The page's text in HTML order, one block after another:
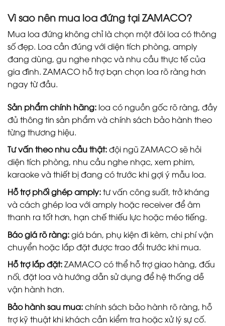
Vì sao nên mua loa đứng tại ZAMACO?
Mua loa đứng không chỉ là chọn một đôi loa có thông
số đẹp. Loa cần đúng với diện tích phòng, amply
đang dùng, gu nghe nhạc và nhu cầu thực tế của
gia đình. ZAMACO hỗ trợ bạn chọn loa rõ ràng hơn
ngay từ đầu.
Sản phẩm chính hãng: loa có nguồn gốc rõ ràng, đầy
đủ thông tin sản phẩm và chính sách bảo hành theo
từng thương hiệu.
Tư vấn theo nhu cầu thật:đội ngũ ZAMACO sẽ hỏi
diện tích phòng, nhu cầu nghe nhạc, xem phim,
karaoke và thiết bị đang có trước khi gợi ý mẫu loa.
Hỗ trợ phối ghép amply:tư vấn công suất, trở kháng
và cách ghép loa với amply hoặc receiver để âm
thanh ra tốt hơn, hạn chế thiếu lực hoặc méo tiếng.
Báo giá rõ ràng:giá bán, phụ kiện đi kèm, chi phí vận
chuyển hoặc lắp đặt được trao đổi trước khi mua.
Hỗ trợ lắp đặt:ZAMACO có thể hỗ trợ giao hàng, đấu
nối, đặt loa và hướng dẫn sử dụng để hệ thống dễ
vận hành hơn.
Bảo hành sau mua:chính sách bảo hành rõ ràng, hỗ
trợ kỹ thuật khi khách cần kiểm tra hoặc xử lý sự cố.